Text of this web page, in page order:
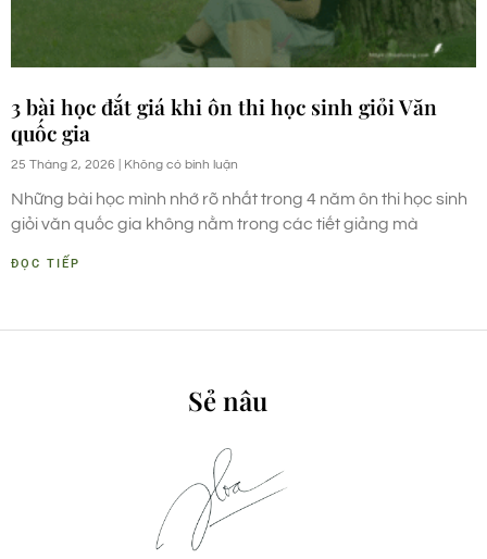
3 bài học đắt giá khi ôn thi học sinh giỏi Văn
quốc gia
25 Tháng 2, 2026 Không có bình luận
Những bài học mình nhớ rõ nhất trong 4 năm ôn thi học sinh
giỏi văn quốc gia không nằm trong các tiết giảng mà
ĐỌC TIẾP
Sẻ nâu